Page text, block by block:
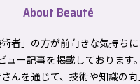
About Beauté
者」の方が前向きな気持ち
ー記事を掲載しております。
んを通じて、技術や知識の